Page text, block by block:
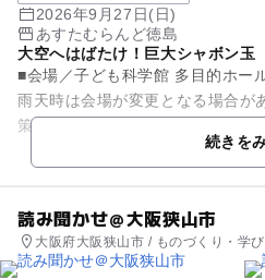
2026年9月27日(日)
あすたむらんど徳島
大空へはばたけ！巨大シャボン玉
■会場／子ども科学館 多目的
雨天時は会場が変更となる場合が
策マイスター・徳島県地球温
続きを
読み聞かせ＠大阪狭山市
大阪府大阪狭山市 / ものづくり・学